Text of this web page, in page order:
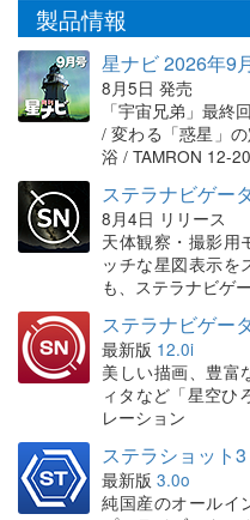
製品情報
星ナビ 2026年9
8月5日 発売
「宇宙兄弟」最終
/ 変わる「惑星」
浴 / TAMRON 12-
ステラナビゲー
8月4日 リリース
天体観察・撮影用
ッチな星図表示を
も、ステラナビゲー
ステラナビゲー
最新版 12.0i
美しい描画、豊富
ィタなど「星空ひ
レーション
ステラショット3
最新版 3.0o
純国産のオールイ